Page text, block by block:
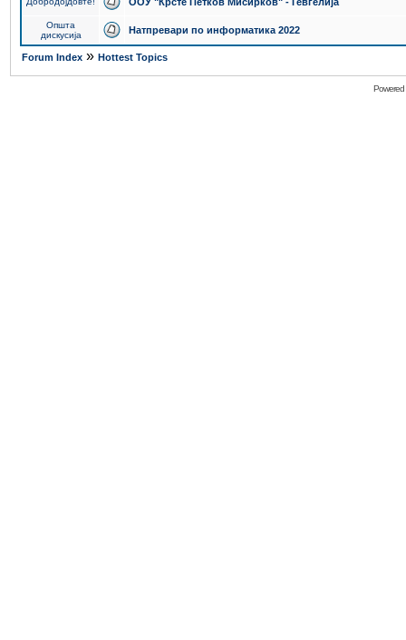
Општа
дискусија
Натпревари по информатика 2022
Forum Index » Hottest Topics